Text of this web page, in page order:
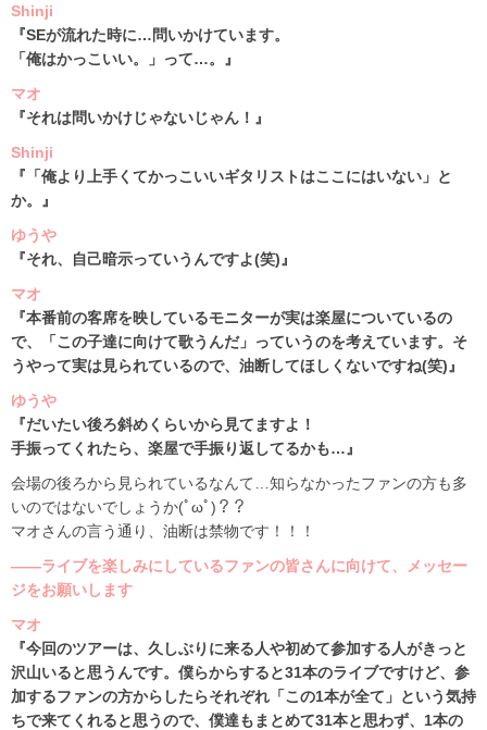
Shinji
『SEが流れた時に…問いかけています。
「俺はかっこいい。」って…。』
マオ
『それは問いかけじゃないじゃん！』
Shinji
『「俺より上手くてかっこいいギタリストはここにはいない」と
か。』
ゆうや
『それ、自己暗示っていうんですよ(笑)』
マオ
『本番前の客席を映しているモニターが実は楽屋についているの
で、「この子達に向けて歌うんだ」っていうのを考えています。そ
うやって実は見られているので、油断してほしくないですね(笑)』
ゆうや
『だいたい後ろ斜めくらいから見てますよ！
手振ってくれたら、楽屋で手振り返してるかも…』
会場の後ろから見られているなんて…知らなかったファンの方も多
いのではないでしょうか(ﾟωﾟ)？？
マオさんの言う通り、油断は禁物です！！！
――ライブを楽しみにしているファンの皆さんに向けて、メッセー
ジをお願いします
マオ
『今回のツアーは、久しぶりに来る人や初めて参加する人がきっと
沢山いると思うんです。僕らからすると31本のライブですけど、参
加するファンの方からしたらそれぞれ「この1本が全て」という気持
ちで来てくれると思うので、僕達もまとめて31本と思わず、1本の